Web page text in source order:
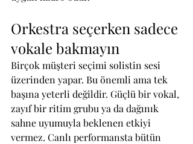
Orkestra seçerken sadece
vokale bakmayın
Birçok müşteri seçimi solistin sesi
üzerinden yapar. Bu önemli ama tek
başına yeterli değildir. Güçlü bir vokal,
zayıf bir ritim grubu ya da dağınık
sahne uyumuyla beklenen etkiyi
vermez. Canlı performansta bütün